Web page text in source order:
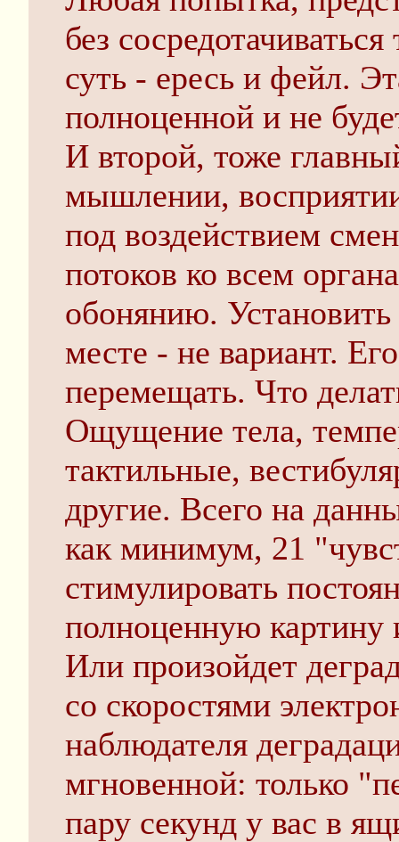
без
суть - ересь и фейл.
полноценной и не
И второй, тоже
мышлении,
под воздействием
потоков ко всем
обонянию.
месте - не вариант.
перемещать. Что
Ощущение тела,
тактильные,
другие. Всего на
как минимум, 21
стимулировать
полноценную
Или произойдет
со скоростями
наблюдателя
мгновенной: только
пару секунд у вас в